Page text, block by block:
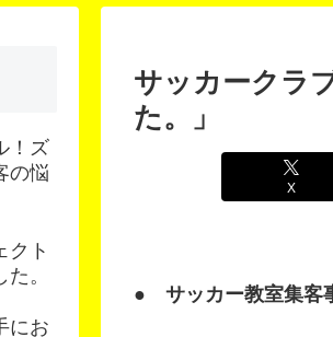
サッカークラ
た。」
X
● サッカー教室集客
！ズ
の悩
クト
。
にお